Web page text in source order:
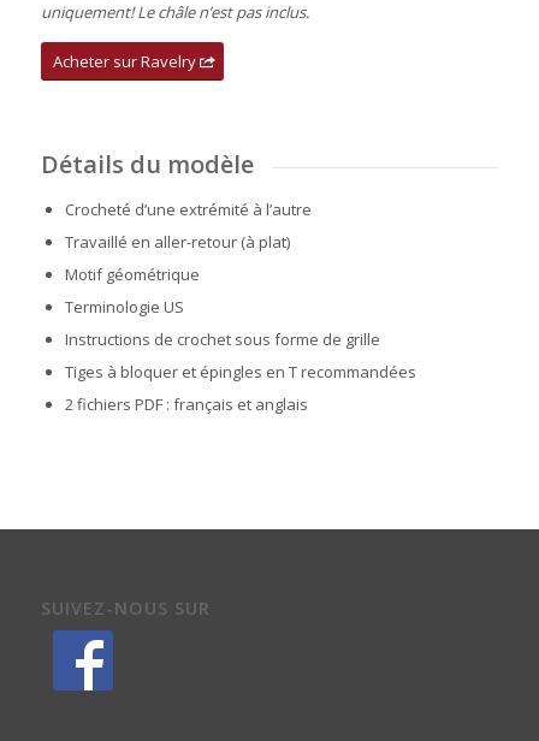
uniquement! Le châle n’est pas inclus.
Acheter sur Ravelry
Détails du modèle
Crocheté d’une extrémité à l’autre
Travaillé en aller-retour (à plat)
Motif géométrique
Terminologie US
Instructions de crochet sous forme de grille
Tiges à bloquer et épingles en T recommandées
2 fichiers PDF : français et anglais
SUIVEZ-NOUS SUR